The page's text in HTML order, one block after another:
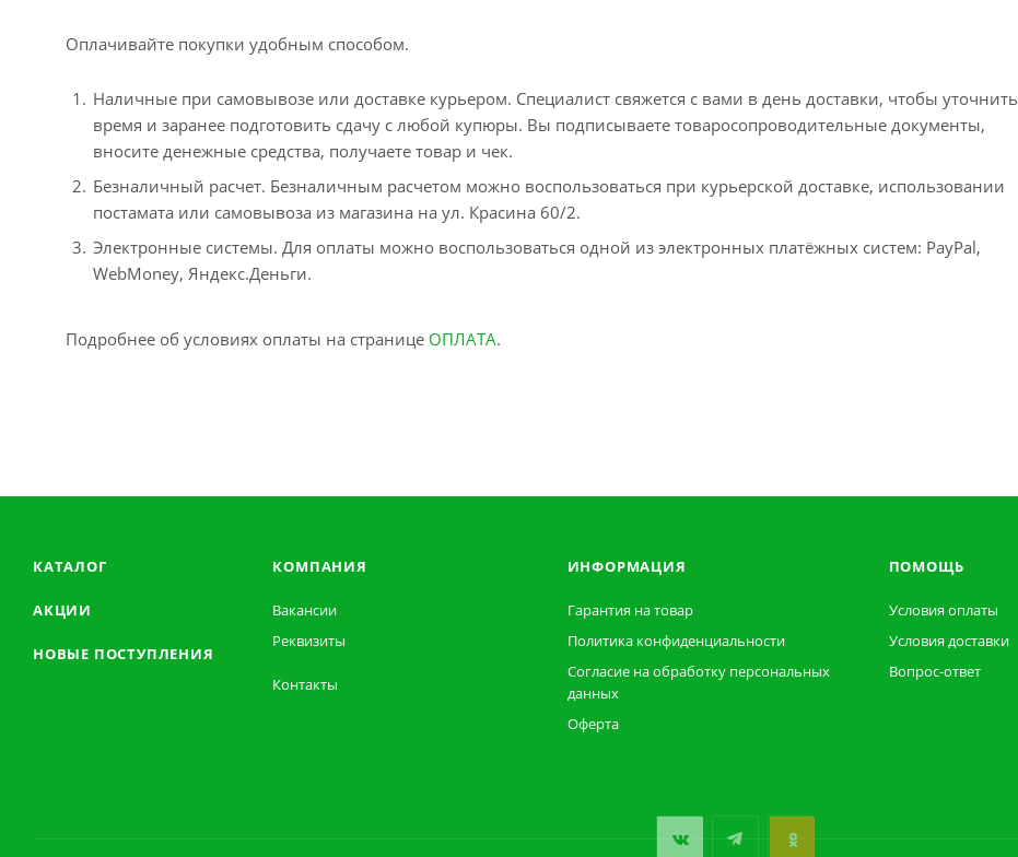
Оплачивайте покупки удобным способом.
Наличные при самовывозе или доставке курьером. Специалист свяжется с вами в день доставки, чтобы уточнить
время и заранее подготовить сдачу с любой купюры. Вы подписываете товаросопроводительные документы,
вносите денежные средства, получаете товар и чек.
Безналичный расчет. Безналичным расчетом можно воспользоваться при курьерской доставке, использовании
постамата или самовывоза из магазина на ул. Красина 60/2.
Электронные системы. Для оплаты можно воспользоваться одной из электронных платёжных систем: PayPal,
WebMoney, Яндекс.Деньги.
Подробнее об условиях оплаты на странице ОПЛАТА.
КАТАЛОГ
АКЦИИ
НОВЫЕ ПОСТУПЛЕНИЯ
КОМПАНИЯ
Вакансии
Реквизиты
Контакты
ИНФОРМАЦИЯ
Гарантия на товар
Политика конфиденциальности
Согласие на обработку персональных
данных
Оферта
ПОМОЩЬ
Условия оплаты
Условия доставки
Вопрос-ответ